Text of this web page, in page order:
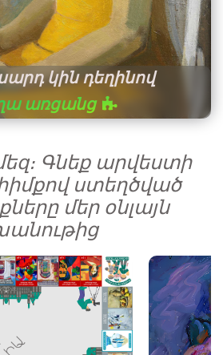
կին դեղինով
առցանց
Գնեք արվեստի
ստեղծված
մեր օնլայն